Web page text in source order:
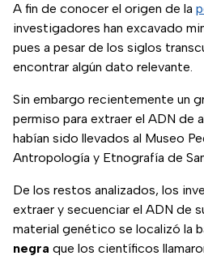
A fin de conocer el origen de la
investigadores han excavado
pues a pesar de los siglos
encontrar algún dato relevante.
Sin embargo recientemente un
permiso para extraer el ADN de
habían sido llevados al Museo
Antropología y Etnografía de
De los restos analizados, los
extraer y secuenciar el ADN de
material genético se localizó la
negra que los científicos